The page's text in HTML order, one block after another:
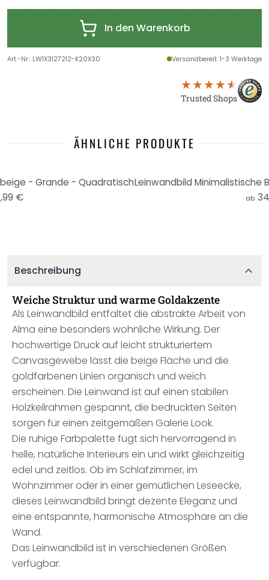
In den Warenkorb
Art.-Nr.: LW1X3127212-K20X30 Versandbereit: 1-3 Werktage
Trusted Shops
ÄHNLICHE PRODUKTE
- Grande - Quadratisch
€
ab
Beschreibung
Weiche Struktur und warme Goldakzente
Als Leinwandbild entfaltet die abstrakte Arbeit von
Alma eine besonders wohnliche Wirkung. Der
hochwertige Druck auf leicht strukturiertem
Canvasgewebe lässt die beige Fläche und die
goldfarbenen Linien organisch und weich
erscheinen. Die Leinwand ist auf einen stabilen
Holzkeilrahmen gespannt, die bedruckten Seiten
sorgen für einen zeitgemäßen Galerie Look.
Die ruhige Farbpalette fügt sich hervorragend in
helle, natürliche Interieurs ein und wirkt gleichzeitig
edel und zeitlos. Ob im Schlafzimmer, im
Wohnzimmer oder in einer gemütlichen Leseecke,
dieses Leinwandbild bringt dezente Eleganz und
eine entspannte, harmonische Atmosphäre an die
Wand.
Das Leinwandbild ist in verschiedenen Größen
verfügbar.